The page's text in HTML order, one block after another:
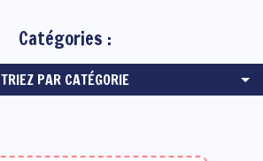
Catégories :
TRIEZ PAR CATÉGORIE